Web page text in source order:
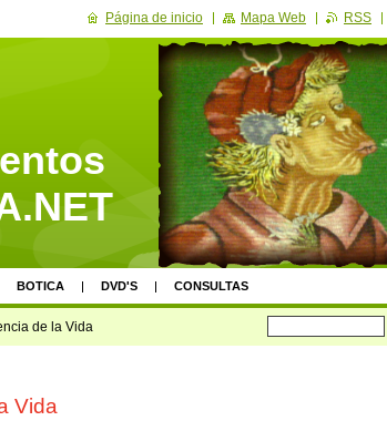
BOTICA DVD'S CONSULTAS
de la Vida
Vida
Página de inicio Mapa Web RSS